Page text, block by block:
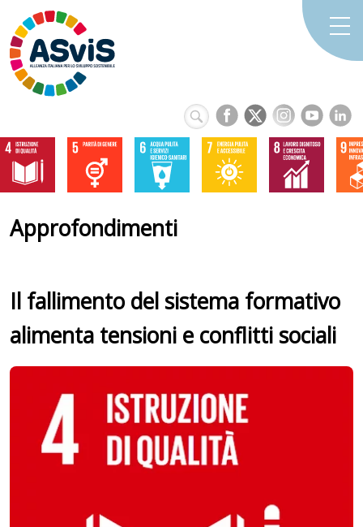
Approfondimenti
Il fallimento del sistema formativo
alimenta tensioni e conflitti sociali